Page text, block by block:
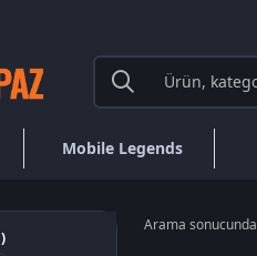
Mobile Legends
)
Arama sonucunda